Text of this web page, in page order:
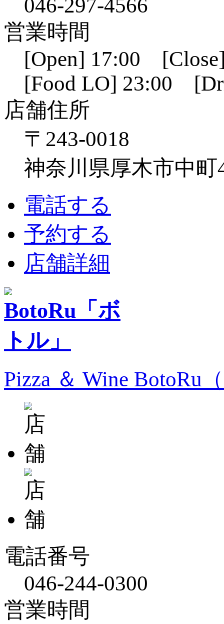
046-297-4566
営業時間
[Open] 17:00
[Food LO] 23:00
店舗住所
〒243-0018
神奈川県厚木市中町
電話する
予約する
店舗詳細
Pizza ＆ Wine BotoRu
電話番号
046-244-0300
営業時間